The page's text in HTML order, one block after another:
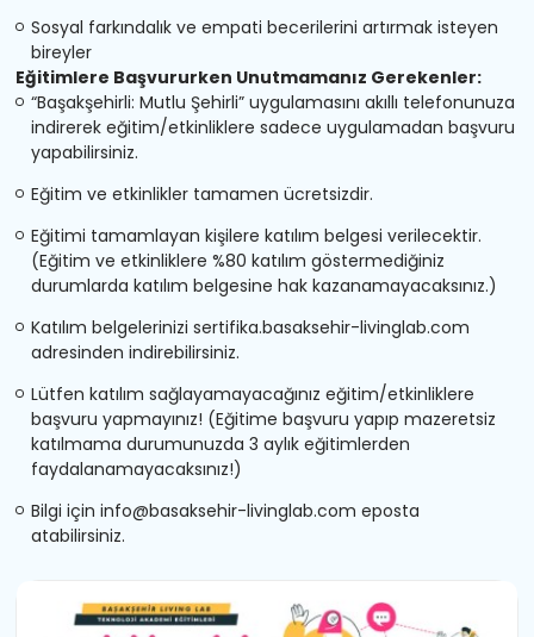
Sosyal farkındalık ve empati becerilerini artırmak isteyen
bireyler
Eğitimlere Başvururken Unutmamanız Gerekenler:
“Başakşehirli: Mutlu Şehirli” uygulamasını akıllı telefonunuza
indirerek eğitim/etkinliklere sadece uygulamadan başvuru
yapabilirsiniz.
Eğitim ve etkinlikler tamamen ücretsizdir.
Eğitimi tamamlayan kişilere katılım belgesi verilecektir.
(Eğitim ve etkinliklere %80 katılım göstermediğiniz
durumlarda katılım belgesine hak kazanamayacaksınız.)
Katılım belgelerinizi sertifika.basaksehir-livinglab.com
adresinden indirebilirsiniz.
Lütfen katılım sağlayamayacağınız eğitim/etkinliklere
başvuru yapmayınız! (Eğitime başvuru yapıp mazeretsiz
katılmama durumunuzda 3 aylık eğitimlerden
faydalanamayacaksınız!)
Bilgi içininfo@basaksehir-livinglab.com eposta
atabilirsiniz.